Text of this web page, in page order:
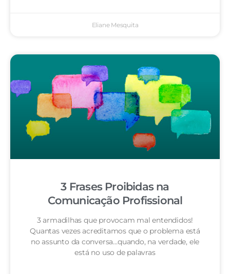
Eliane Mesquita
3 Frases Proibidas na
Comunicação Profissional
3 armadilhas que provocam mal entendidos!
Quantas vezes acreditamos que o problema está
no assunto da conversa…quando, na verdade, ele
está no uso de palavras